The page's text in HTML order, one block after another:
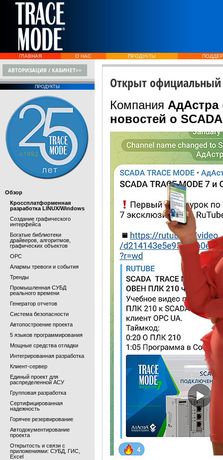
ГЛАВНАЯ О НАС ПРОДУКТЫ
АВТОРИЗАЦИЯ / КАБИНЕТ>>
ПРОДУКТЫ
Обзор
Кроссплатформенная
разработка LINUX/Windows
Создание графического
интерфейса
Богатые библиотеки
драйверов, алгоритмов,
графических объектов
OPC
Алармы тревоги и события
Тренды
Промышленная СУБД
реального времени
Генератор отчетов
Система безопасности
Автопостроение проекта
5 языков программирования
Мощные средства отладки
Интегрированная разработка
Клиент-сервер
Единый проект для
распределенной АСУ
Групповая разработка
Сертифицированная
надежность
Горячее резервирование
Автодокументирование
проекта
Открытость и связи с
приложениями: СУБД, ГИС,
Excel
Открыт официальный
Компания АдАстра
новостей о